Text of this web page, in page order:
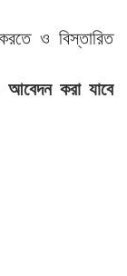
ও বিস্তারিত
করা যাবে